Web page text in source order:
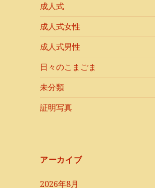
成人式
成人式女性
成人式男性
日々のこまごま
未分類
証明写真
アーカイブ
2026年8月